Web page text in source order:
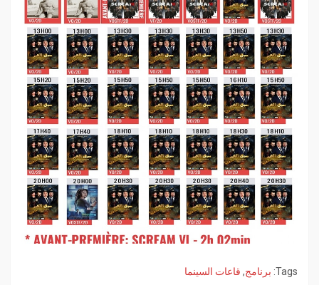
Tags: برنامج, قاعات السينما